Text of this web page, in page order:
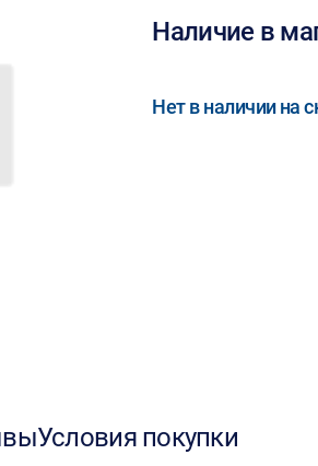
Наличие в
Нет в наличии на
Условия покупки